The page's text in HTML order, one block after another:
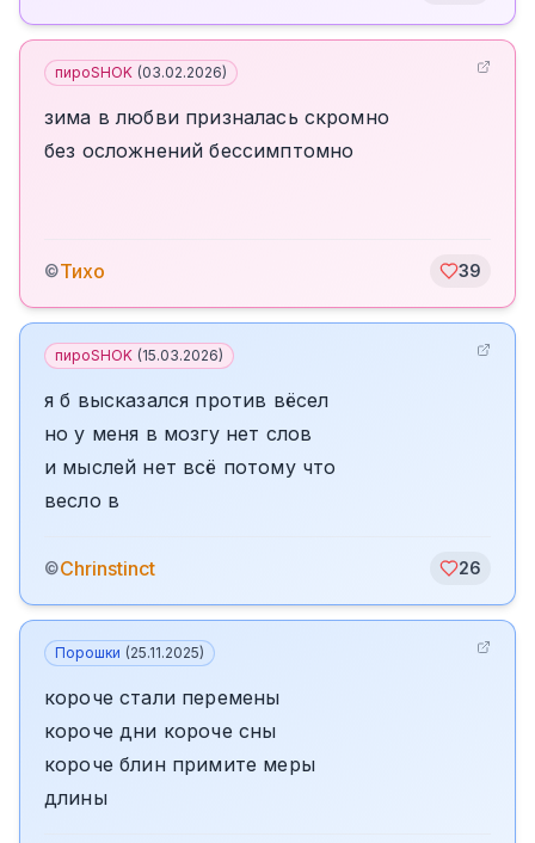
пироSHOK (03.02.2026)
зима в любви призналась скромно
без осложнений бессимптомно
©Тихо 39
пироSHOK (15.03.2026)
я б высказался против вёсел
но у меня в мозгу нет слов
и мыслей нет всё потому что
весло в
©Chrinstinct 26
Порошки (25.11.2025)
короче стали перемены
короче дни короче сны
короче блин примите меры
длины